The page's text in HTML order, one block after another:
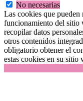
No necesarias
Las cookies que pueden
funcionamiento del sitio
recopilar datos
otros contenidos
obligatorio obtener el
estas cookies en su sitio